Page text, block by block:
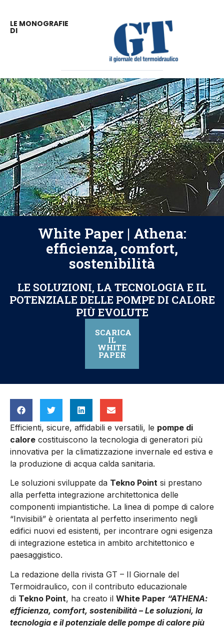
LE MONOGRAFIE
DI
White Paper | Athena:
efficienza, comfort,
sostenibilità
LE SOLUZIONI, LA TECNOLOGIA E IL
POTENZIALE DELLE POMPE DI CALORE
PIÙ EVOLUTE
SCARICA
IL
WHITE
PAPER
Efficienti, sicure, affidabili e versatili, le pompe di
calore costituiscono la tecnologia di generatori più
innovativa per la climatizzazione invernale ed estiva e
la produzione di acqua calda sanitaria.
Le soluzioni sviluppate da Tekno Point si prestano
alla perfetta integrazione architettonica delle
componenti impiantistiche. La linea di pompe di calore
“Invisibili” è orientata al perfetto inserimento negli
edifici nuovi ed esistenti, per incontrare ogni esigenza
di integrazione estetica in ambito architettonico e
paesaggistico.
La redazione della rivista GT – Il Giornale del
Termoidraulico, con il contributo educazionale
di Tekno Point, ha creato il White Paper “ATHENA:
efficienza, comfort, sostenibilità – Le soluzioni, la
tecnologia e il potenziale delle pompe di calore più